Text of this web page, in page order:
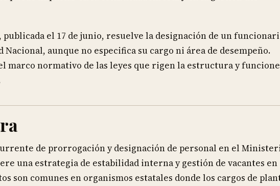
publicada el 17 de junio, resuelve la designación de un
aunque no especifica su cargo ni área de desempeño.
marco normativo de las leyes que rigen la estructura y
de prorrogación y designación de personal en el
una estrategia de estabilidad interna y gestión de vacantes en
son comunes en organismos estatales donde los cargos de